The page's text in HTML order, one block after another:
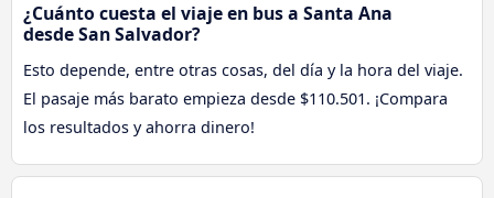
¿Cuánto cuesta el viaje en bus a Santa Ana
desde San Salvador?
Esto depende, entre otras cosas, del día y la hora del viaje.
El pasaje más barato empieza desde $110.501. ¡Compara
los resultados y ahorra dinero!